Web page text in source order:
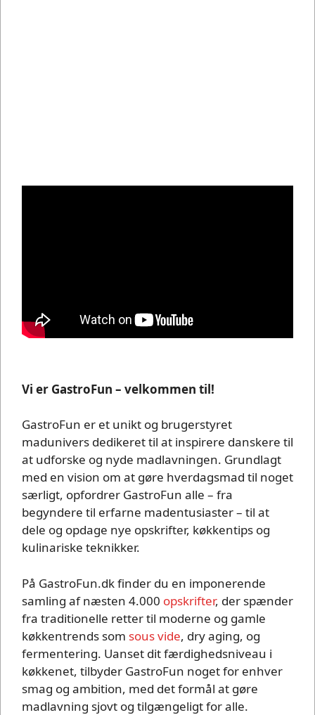
Vi er GastroFun – velkommen til!
GastroFun er et unikt og brugerstyret
madunivers dedikeret til at inspirere danskere til
at udforske og nyde madlavningen. Grundlagt
med en vision om at gøre hverdagsmad til noget
særligt, opfordrer GastroFun alle – fra
begyndere til erfarne madentusiaster – til at
dele og opdage nye opskrifter, køkkentips og
kulinariske teknikker.
På GastroFun.dk finder du en imponerende
samling af næsten 4.000 opskrifter, der spænder
fra traditionelle retter til moderne og gamle
køkkentrends som sous vide, dry aging, og
fermentering. Uanset dit færdighedsniveau i
køkkenet, tilbyder GastroFun noget for enhver
smag og ambition, med det formål at gøre
madlavning sjovt og tilgængeligt for alle.